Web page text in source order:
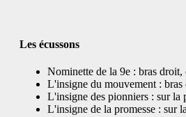
Les écussons
Nominette de la 9e : bras droit,
L'insigne du mouvement :
L'insigne des pionniers : sur la
L'insigne de la promesse : sur